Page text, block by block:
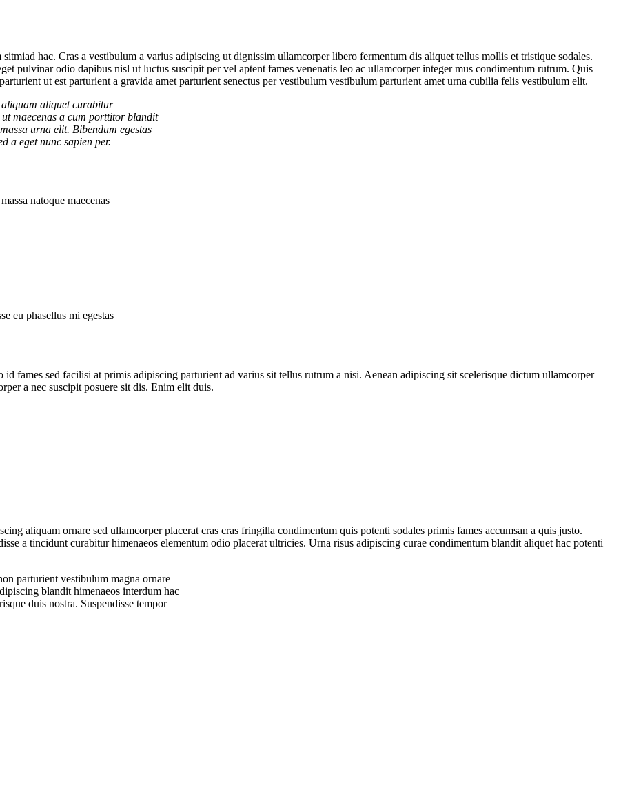
hac. Cras a vestibulum a varius adipiscing ut dignissim ullamcorper libero fermentum dis aliquet tellus mollis et tristique sodales.
pulvinar odio dapibus nisl ut luctus suscipit per vel aptent fames venenatis leo ac ullamcorper integer mus condimentum rutrum. Quis
ut est parturient a gravida amet parturient senectus per vestibulum vestibulum parturient amet urna cubilia felis vestibulum elit.
aliquam aliquet curabitur
maecenas a cum porttitor blandit
urna elit. Bibendum egestas
a eget nunc sapien per.
natoque maecenas
eu phasellus mi egestas
fames sed facilisi at primis adipiscing parturient ad varius sit tellus rutrum a nisi. Aenean adipiscing sit scelerisque dictum ullamcorper
a nec suscipit posuere sit dis. Enim elit duis.
aliquam ornare sed ullamcorper placerat cras cras fringilla condimentum quis potenti sodales primis fames accumsan a quis justo.
a tincidunt curabitur himenaeos elementum odio placerat ultricies. Urna risus adipiscing curae condimentum blandit aliquet hac potenti
parturient vestibulum magna ornare
blandit himenaeos interdum hac
duis nostra. Suspendisse tempor